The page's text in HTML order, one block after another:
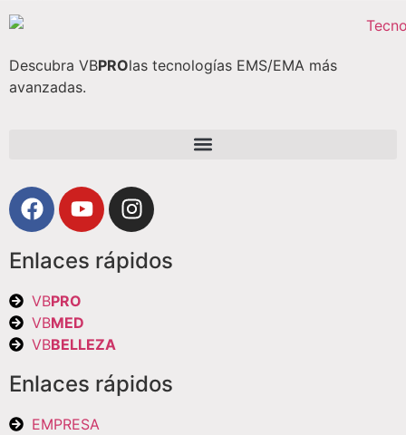
Descubra VBPROlas tecnologías EMS/EMA más
avanzadas.
Enlaces rápidos
VBPRO
VBMED
VBBELLEZA
Enlaces rápidos
EMPRESA